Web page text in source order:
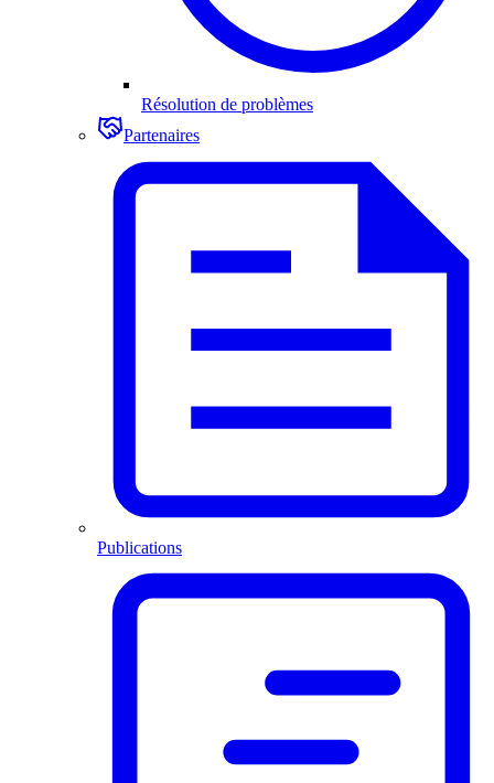
Résolution de problèmes
Partenaires
Publications